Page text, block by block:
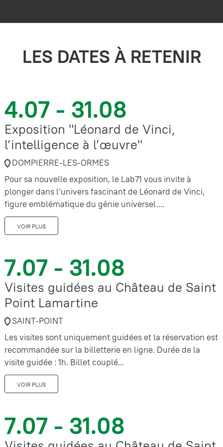
LES DATES À RETENIR
4.07 - 31.08
Exposition "Léonard de Vinci,
l’intelligence à l’œuvre"
DOMPIERRE-LES-ORMES
Pour sa nouvelle exposition, le Lab71 vous invite à
plonger dans l’univers fascinant de Léonard de Vinci,
figure emblématique du génie universel....
VOIR PLUS
7.07 - 31.08
Visites guidées au Château de Saint
Point Lamartine
SAINT-POINT
Les visites sont uniquement guidées et la réservation est
recommandée sur la billetterie en ligne. Durée de la
visite guidée : 1h. Billet couplé...
VOIR PLUS
7.07 - 31.08